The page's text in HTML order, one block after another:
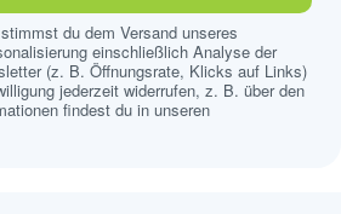
du dem Versand unseres
einschließlich Analyse der
(z. B. Öffnungsrate, Klicks auf Links)
jederzeit widerrufen, z. B. über den
findest du in unseren